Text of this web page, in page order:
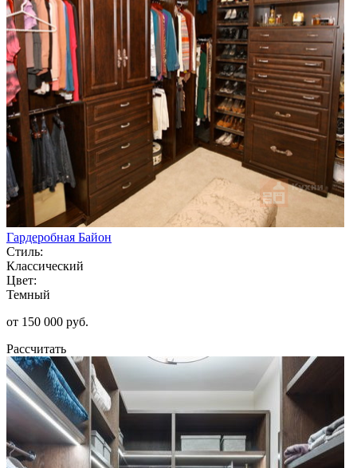
Гардеробная Байон
Стиль:
Классический
Цвет:
Темный
от 150 000 руб.
Рассчитать